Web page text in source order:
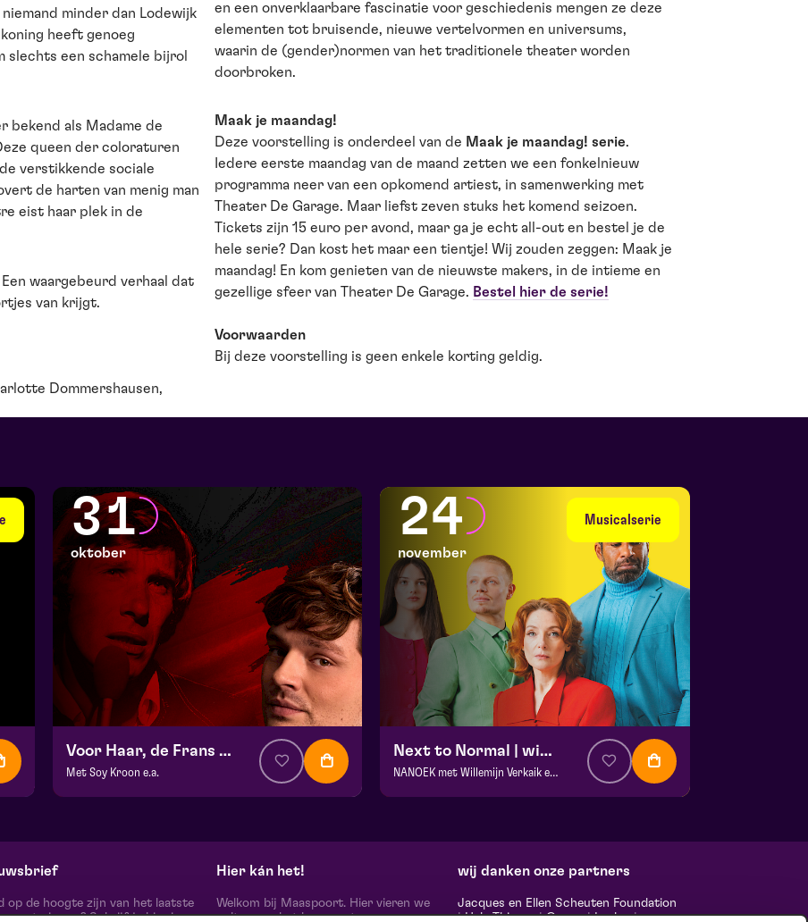
minder dan Lodewijk
heeft genoeg
slechts een schamele bijrol
bekend als Madame de
queen der coloraturen
verstikkende sociale
de harten van menig man
eist haar plek in de
waargebeurd verhaal dat
van krijgt.
Dommershausen,
en een onverklaarbare fascinatie voor geschiedenis mengen ze deze
elementen tot bruisende, nieuwe vertelvormen en universums,
waarin de (gender)normen van het traditionele theater worden
doorbroken.
Maak je maandag!
Deze voorstelling is onderdeel van de Maak je maandag! serie.
Iedere eerste maandag van de maand zetten we een fonkelnieuw
programma neer van een opkomend artiest, in samenwerking met
Theater De Garage. Maar liefst zeven stuks het komend seizoen.
Tickets zijn 15 euro per avond, maar ga je echt all-out en bestel je de
hele serie? Dan kost het maar een tientje! Wij zouden zeggen: Maak je
maandag! En kom genieten van de nieuwste makers, in de intieme en
gezellige sfeer van Theater De Garage. Bestel hier de serie!
Voorwaarden
Bij deze voorstelling is geen enkele korting geldig.
31
oktober
Voor Haar, de Frans Halsema Musical
Met Soy Kroon e.a.
za 31 oktober 2026 | 20:15
Musicalserie
24
november
Next to Normal | with subtitles (NL + ENG)
NANOEK met Willemijn Verkaik e.a.
di 24 november 2026 | 20:15
op de hoogte zijn van het laatste
nieuws? Schrijf je hier in
Hier kán het!
Welkom bij Maaspoort. Hier vieren we
cultuur en het leven met een
wij danken onze partners
Jacques en Ellen Scheuten Foundation
|Hela Thissen|Canon|Leolux|